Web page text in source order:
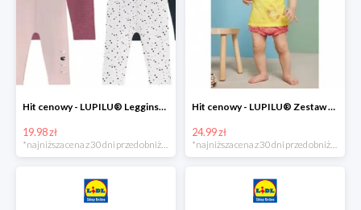
Hit cenowy - LUPILU® Legginsy niemowlęce z biobawełną, 2 pary
19.98 zł
Hit cenowy - LUPILU® Zestaw dziecięcy z biobawełny (body + koszulka + spodenki), 1 komplet
24.99 zł